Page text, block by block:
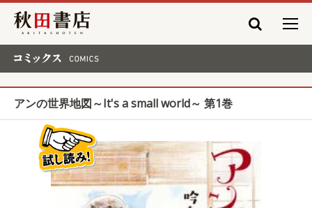
秋田書店
アンの世界地図～It's a small world～ 第1巻